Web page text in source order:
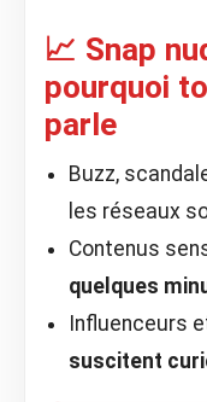
📈 Snap
pourquoi
parle
Buzz,
les réseaux
Contenus
quelques
Influenceurs
suscitent